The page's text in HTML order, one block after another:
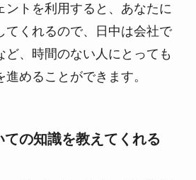
ントを利用すると、あなたに
てくれるので、日中は会社で
ど、時間のない人にとっても
めることができます。
の知識を教えてくれる